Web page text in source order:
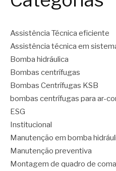
Assistência Técnica eficiente
Assistência técnica em
Bomba hidráulica
Bombas centrífugas
Bombas Centrífugas KSB
bombas centrífugas para ar-
ESG
Institucional
Manutenção em bomba
Manutenção preventiva
Montagem de quadro de